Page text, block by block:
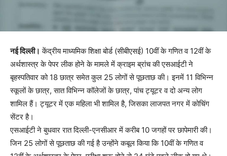
नई दिल्ली। केंद्रीय माध्यमिक शिक्षा बोर्ड (सीबीएसई) 10वीं के गणित व 12वीं के
अर्थशास्त्र के पेपर लीक होने के मामले में क्राइम ब्रांच की एसआईटी ने
बृहस्पतिवार को 18 छात्र समेत कुल 25 लोगों से पूछताछ की। इनमें 11 विभिन्न
स्कूलों के छात्र, सात विभिन्न कॉलेजों के छात्र, पांच ट्यूटर व दो अन्य लोग
शामिल हैं। ट्यूटर में एक महिला भी शामिल है, जिसका लाजपत नगर में कोचिंग
सेंटर है।
एसआईटी ने बुधवार रात दिल्ली-एनसीआर में करीब 10 जगहों पर छापेमारी की।
जिन 25 लोगों से पूछताछ की गई है उन्होंने कबूल किया कि 10वीं के गणित व